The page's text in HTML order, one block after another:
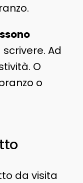
Ad
O
o
da visita